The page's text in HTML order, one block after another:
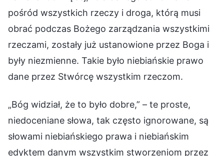
pośród wszystkich rzeczy i droga, którą musi
obrać podczas Bożego zarządzania wszystkimi
rzeczami, zostały już ustanowione przez Boga i
były niezmienne. Takie było niebiańskie prawo
dane przez Stwórcę wszystkim rzeczom.
„Bóg widział, że to było dobre,” – te proste,
niedoceniane słowa, tak często ignorowane, są
słowami niebiańskiego prawa i niebiańskim
edyktem danym wszystkim stworzeniom przez